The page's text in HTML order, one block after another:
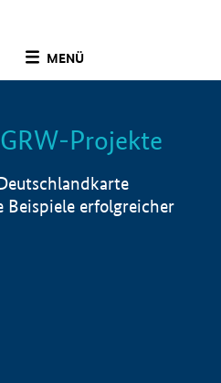
MENÜ
Info
Projekte
erfolgreicher